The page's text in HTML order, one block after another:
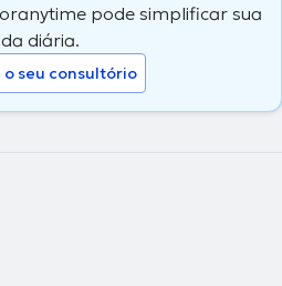
pode simplificar sua
diária.
seu consultório